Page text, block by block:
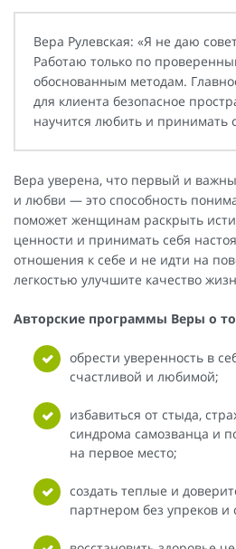
Вера Рулевская: «Я не даю
Работаю только по
обоснованным методам.
для клиента безопасное
научится любить и принимать
Вера уверена, что первый и
и любви — это способность
поможет женщинам раскрыть
ценности и принимать себя
отношения к себе и не идти на
легкостью улучшите качество
Авторские программы Веры о
обрести уверенность в
счастливой и любимой;
избавиться от стыда,
синдрома самозванца и
на первое место;
создать теплые и
партнером без упреков и